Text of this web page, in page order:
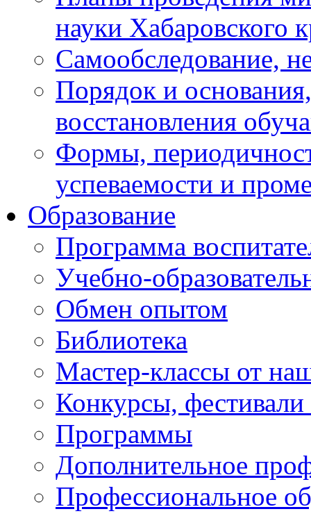
науки Хабаровского
Самообследование,
Порядок и
восстановления
Формы,
успеваемости и
Образование
Программа
Учебно-
Обмен опытом
Библиотека
Мастер-классы от
Конкурсы,
Программы
Дополнительное
Профессиональное